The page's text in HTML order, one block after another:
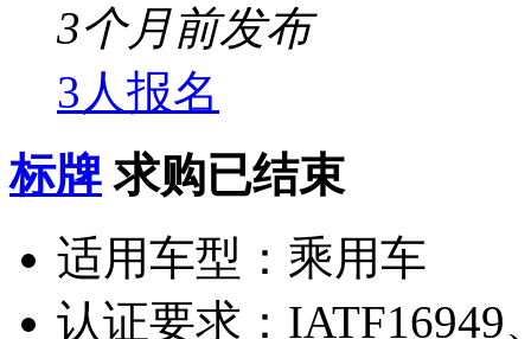
3个月前发布
3人报名
标牌 求购已结束
适用车型： 乘用车
认证要求： IATF16949